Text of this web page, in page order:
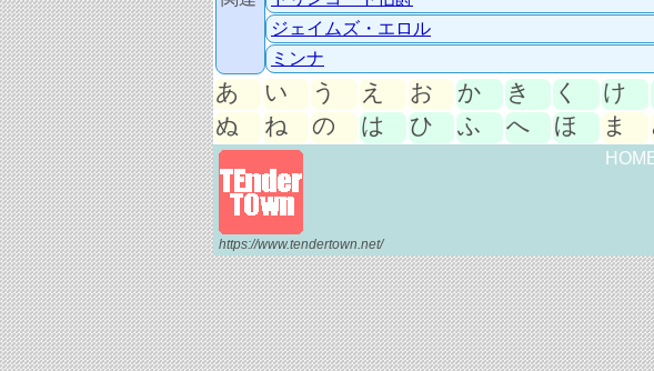
ジェイムズ・エロル
ミンナ
あ い う え お か き く け
ぬ
ね の は ひ ふ へ ほ ま
https://www.tendertown.net/